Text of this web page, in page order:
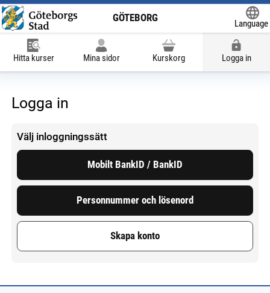
GÖTEBORG
Language
Hitta kurser Mina sidor Kurskorg Logga in
Logga in
Välj inloggningssätt
Mobilt BankID / BankID
Personnummer och lösenord
Skapa konto